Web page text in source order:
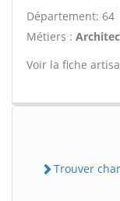
Département: 64
Métiers :
Voir la fiche
Trouver